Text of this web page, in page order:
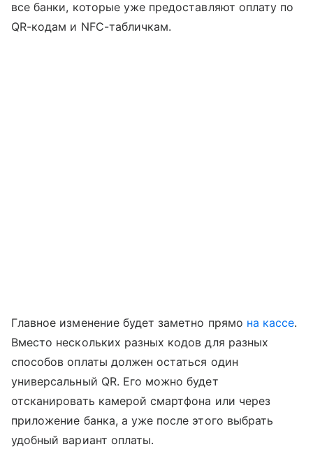
все банки, которые уже предоставляют оплату по
QR-кодам и NFC-табличкам.
Главное изменение будет заметно прямо на кассе.
Вместо нескольких разных кодов для разных
способов оплаты должен остаться один
универсальный QR. Его можно будет
отсканировать камерой смартфона или через
приложение банка, а уже после этого выбрать
удобный вариант оплаты.